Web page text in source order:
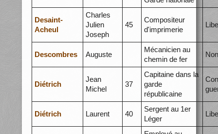
Desaint-
Acheul
Charles
Julien
Joseph
45
Compositeur
d'imprimerie
Descombres Auguste
Mécanicien au
chemin de fer
Diétrich
Jean
Michel
37
Capitaine dans la
garde
républicaine
Diétrich Laurent 40
Sergent au 1er
Léger